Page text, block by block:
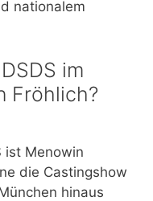
nationalem
im
Fröhlich?
ist Menowin
die Castingshow
hinaus